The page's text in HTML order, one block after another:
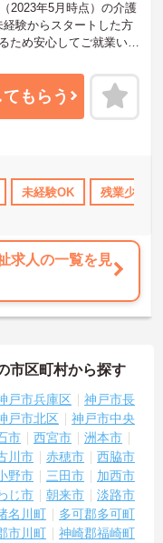
格OK 年間休日110日以上
2023年5月時点）の介護
験からスタートした方
ため安心してご就業いた
ご興味ある方には、面
たしますのでお気軽に
もらう
未経験OK 残業少なめ
求人の一覧を見
市区町村から探す
戸市兵庫区
神戸市長
戸市北区
神戸市中央
市 西宮市
洲本市
川市 赤穂市
西脇市
野市 三田市
加西市
じ市 朝来市
淡路市
名川町
多可郡多可町
市川町
神崎郡福崎町